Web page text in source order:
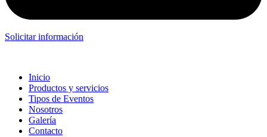
Solicitar información
Inicio
Productos y servicios
Tipos de Eventos
Nosotros
Galería
Contacto